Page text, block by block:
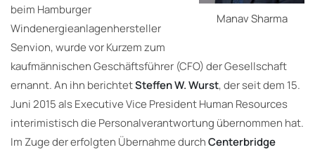
Manav Sharma
beim Hamburger
Windenergieanlagenhersteller
Senvion, wurde vor Kurzem zum
kaufmännischen Geschäftsführer (CFO) der Gesellschaft
ernannt. An ihn berichtetSteffen W. Wurst, der seit dem 15.
Juni 2015 als Executive Vice President Human Resources
interimistisch die Personalverantwortung übernommen hat.
Im Zuge der erfolgten Übernahme durchCenterbridge